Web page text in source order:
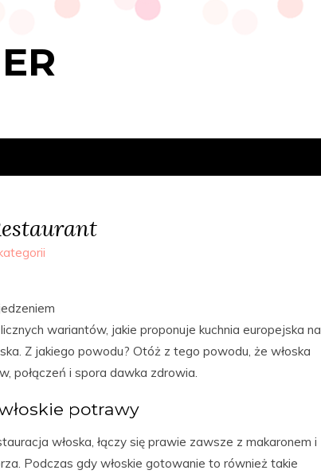
wariantów, jakie proponuje kuchnia europejska na
Z jakiego powodu? Otóż z tego powodu, że włoska
połączeń i spora dawka zdrowia.
potrawy
włoska, łączy się prawie zawsze z makaronem i
Podczas gdy włoskie gotowanie to również takie